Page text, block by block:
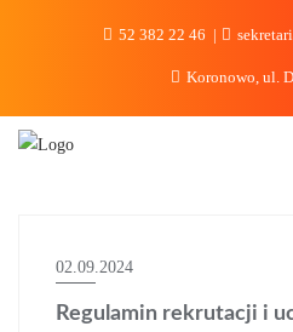
52 382 22 46
Koronowo, ul.
02.09.2024
Regulamin rekrutacji i